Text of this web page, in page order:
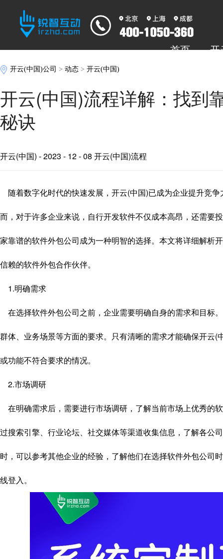
首页 开
开云(中国)公司 >动态 >开云(中国)
开云(中国)流程详解：找到
秘诀
开云(中国) - 2023 - 12 - 08 开云(中国)流程
随着数字化时代的快速发展，开云(中国)已成为企业提升竞
而，对于许多企业来说，自行开发软件不仅成本高昂，还需要
家靠谱的软件外包公司成为一种明智的选择。本文将详细解析
信赖的软件外包合作伙伴。
1.明确需求
在选择软件外包公司之前，企业需要明确自身的需求和目标
群体、业务场景等方面的要求。只有清晰的需求才能确保开云(
或功能不符合要求的情况。
2.市场调研
在明确需求后，需要进行市场调研，了解当前市场上优秀的
过搜索引擎、行业论坛、社交媒体等渠道收集信息，了解各公
时，可以参考其他企业的经验，了解他们在选择软件外包公司
线登入。